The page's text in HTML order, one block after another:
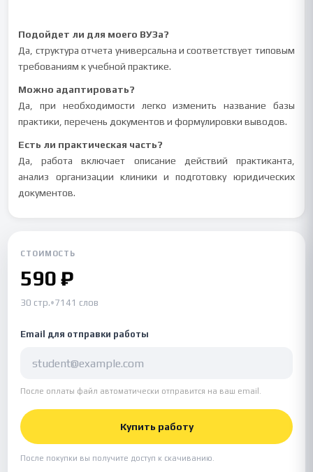
Подойдет ли для моего ВУЗа?
Да, структура отчета универсальна и соответствует типовым
требованиям к учебной практике.
Можно адаптировать?
Да, при необходимости легко изменить название базы
практики, перечень документов и формулировки выводов.
Есть ли практическая часть?
Да, работа включает описание действий практиканта,
анализ организации клиники и подготовку юридических
документов.
СТОИМОСТЬ
590 ₽
30 стр.•7141 слов
Email для отправки работы
После оплаты файл автоматически отправится на ваш email.
Купить работу
После покупки вы получите доступ к скачиванию.